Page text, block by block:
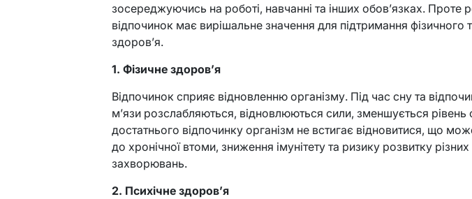
зосереджуючись на роботі, навчанні та інших обов’язках. Проте
відпочинок має вирішальне значення для підтримання фізичного
здоров’я.
1. Фізичне здоров’я
Відпочинок сприяє відновленню організму. Під час сну та
м’язи розслабляються, відновлюються сили, зменшується рівень
достатнього відпочинку організм не встигає відновитися, що
до хронічної втоми, зниження імунітету та ризику розвитку різних
захворювань.
2. Психічне здоров’я